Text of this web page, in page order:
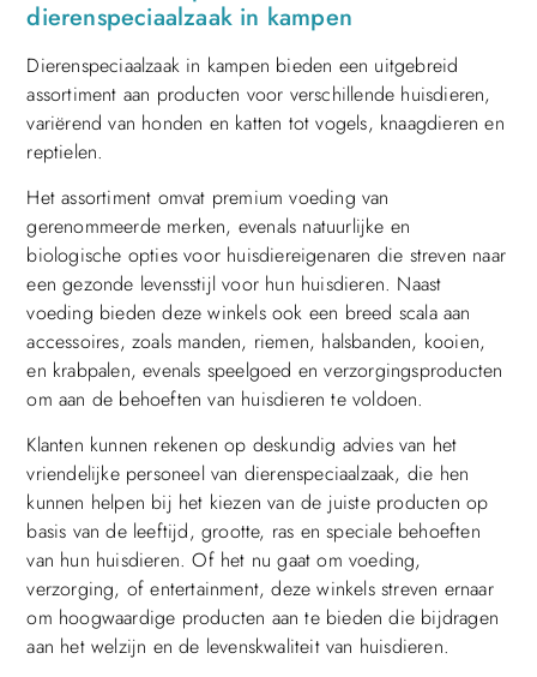
dierenspeciaalzaak in kampen
Dierenspeciaalzaak in kampen bieden een uitgebreid
assortiment aan producten voor verschillende huisdieren,
variërend van honden en katten tot vogels, knaagdieren en
reptielen.
Het assortiment omvat premium voeding van
gerenommeerde merken, evenals natuurlijke en
biologische opties voor huisdiereigenaren die streven naar
een gezonde levensstijl voor hun huisdieren. Naast
voeding bieden deze winkels ook een breed scala aan
accessoires, zoals manden, riemen, halsbanden, kooien,
en krabpalen, evenals speelgoed en verzorgingsproducten
om aan de behoeften van huisdieren te voldoen.
Klanten kunnen rekenen op deskundig advies van het
vriendelijke personeel van dierenspeciaalzaak, die hen
kunnen helpen bij het kiezen van de juiste producten op
basis van de leeftijd, grootte, ras en speciale behoeften
van hun huisdieren. Of het nu gaat om voeding,
verzorging, of entertainment, deze winkels streven ernaar
om hoogwaardige producten aan te bieden die bijdragen
aan het welzijn en de levenskwaliteit van huisdieren.